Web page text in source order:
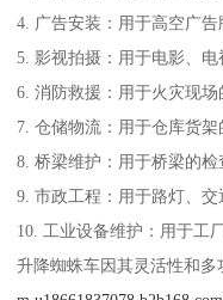
4. 广告安装：用于高空广告
5. 影视拍摄：用于电影、电
6. 消防救援：用于火灾现场
7. 仓储物流：用于仓库货架
8. 桥梁维护：用于桥梁的检
9. 市政工程：用于路灯、交
10. 工业设备维护：用于工
升降蜘蛛车因其灵活性和多